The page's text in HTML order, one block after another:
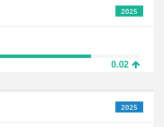
2025
0.02
2025